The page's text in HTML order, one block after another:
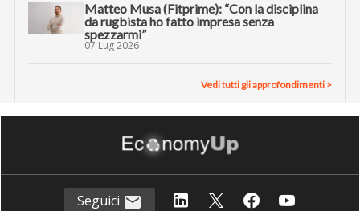
Matteo Musa (Fitprime): “Con la disciplina
da rugbista ho fatto impresa senza
spezzarmi”
07 Lug 2026
Vedi tutti gli approfondimenti >
Seguici